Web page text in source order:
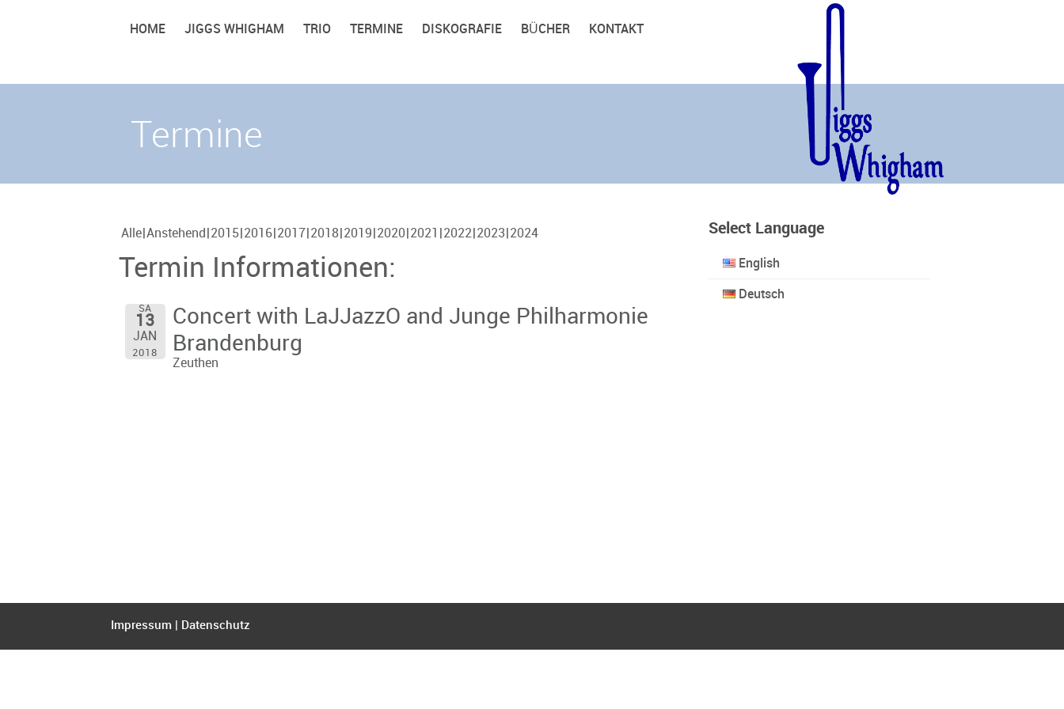
HOME JIGGS WHIGHAM TRIO TERMINE DISKOGRAFIE BÜCHER KONTAKT
Termine
Alle Anstehend 2015 2016 2017 2018 2019 2020 2021 2022 2023 2024
Termin Informationen:
SA
13
JAN
2018
Concert with LaJJazzO and Junge Philharmonie
Brandenburg
Zeuthen
Select Language
English
Deutsch
Impressum Datenschutz